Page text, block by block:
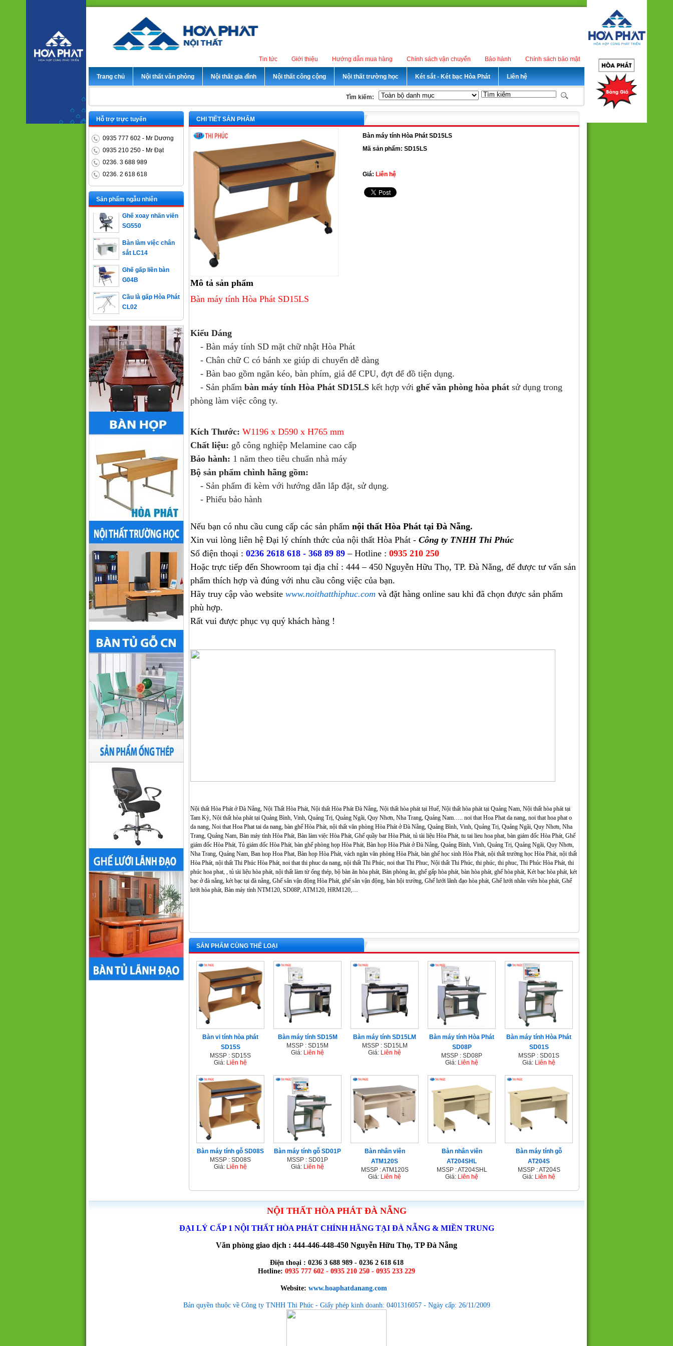
Chính sách bảo mật
Bảo hành
Chính sách vận chuyển
Hướng dẫn mua hàng
Giới thiệu
Tin tức
Trang chủ Nội thất văn phòng Nội thất gia đình Nội thất công cộng Nội thất trường học Két sắt - Két bạc Hòa Phát Liên hệ
Tìm kiếm:
CHI TIẾT SẢN PHẨM
Bàn máy tính Hòa Phát SD15LS
Mã sản phẩm: SD15LS
Giá: Liên hệ
Mô tả sản phẩm
Bàn máy tính Hòa Phát SD15LS
Kiểu Dáng
- Bàn máy tính SD mặt chữ nhật Hòa Phát
- Chân chữ C có bánh xe giúp di chuyển dễ dàng
- Bàn bao gồm ngăn kéo, bàn phím, giá để CPU, đợt để đồ tiện dụng.
- Sản phẩm bàn máy tính Hòa Phát SD15LS kết hợp với ghế văn phòng hòa phát sử dụng trong
phòng làm việc công ty.
Kích Thước: W1196 x D590 x H765 mm
Chất liệu: gỗ công nghiệp Melamine cao cấp
Bảo hành: 1 năm theo tiêu chuẩn nhà máy
Bộ sản phẩm chình hãng gồm:
- Sản phẩm đi kèm với hướng dẫn lắp đặt, sử dụng.
- Phiếu bảo hành
Nếu bạn có nhu cầu cung cấp các sản phẩm nội thất Hòa Phát tại Đà Nẵng.
Xin vui lòng liên hệ Đại lý chính thức của nội thất Hòa Phát - Công ty TNHH Thi Phúc
Số điện thoại : 0236 2618 618 - 368 89 89 – Hotline : 0935 210 250
Hoặc trực tiếp đến Showroom tại địa chỉ : 444 – 450 Nguyễn Hữu Thọ, TP. Đà Nẵng, để được tư vấn sản
phẩm thích hợp và đúng với nhu cầu công việc của bạn.
Hãy truy cập vào website www.noithatthiphuc.com và đặt hàng online sau khi đã chọn được sản phẩm
phù hợp.
Rất vui được phục vụ quý khách hàng !
Nội thất Hòa Phát ở Đà Nẵng, Nội Thất Hòa Phát, Nội thất Hòa Phát Đà Nẵng, Nội thất hòa phát tại Huế, Nội thất hòa phát tại Quảng Nam, Nội thất hòa phát tại
Tam Kỳ, Nội thất hòa phát tại Quảng Bình, Vinh, Quảng Trị, Quảng Ngãi, Quy Nhơn, Nha Trang, Quảng Nam….. noi that Hoa Phat da nang, noi that hoa phat o
da nang, Noi that Hoa Phat tai da nang, bàn ghế Hòa Phát, nội thất văn phòng Hòa Phát ở Đà Nẵng, Quảng Bình, Vinh, Quảng Trị, Quảng Ngãi, Quy Nhơn, Nha
Trang, Quảng Nam, Bàn máy tính Hòa Phát, Bàn làm việc Hòa Phát, Ghế quầy bar Hòa Phát, tủ tài liệu Hòa Phát, tu tai lieu hoa phat, bàn giám đốc Hòa Phát, Ghế
giám đốc Hòa Phát, Tủ giám đốc Hòa Phát, bàn ghế phòng họp Hòa Phát, Bàn họp Hòa Phát ở Đà Nẵng, Quảng Bình, Vinh, Quảng Trị, Quảng Ngãi, Quy Nhơn,
Nha Trang, Quảng Nam, Ban hop Hoa Phat, Bàn họp Hòa Phát, vách ngăn văn phòng Hòa Phát, bàn ghế học sinh Hòa Phát, nội thất trường học Hòa Phát, nội thất
Hòa Phát, nội thất Thi Phúc Hòa Phát, noi that thi phuc da nang, nội thất Thi Phúc, noi that Thi Phuc, Nội thất Thi Phúc, thi phúc, thi phuc, Thi Phúc Hòa Phát, thi
phúc hoa phat, , tủ tài liệu hòa phát, nội thất làm từ ống thép, bộ bàn ăn hòa phát, Bàn phòng ăn, ghế gấp hòa phát, bàn hòa phát, ghế hòa phát, Két bạc hòa phát, két
bạc ở đà nẵng, két bạc tại đà nẵng, Ghế sân vận động Hòa Phát, ghế sân vận động, bàn hội trường, Ghế lưới lãnh đạo hòa phát, Ghế lưới nhân viên hòa phát, Ghế
lưới hòa phát, Bàn máy tính NTM120, SD08P, ATM120, HRM120,…
SẢN PHẨM CÙNG THỂ LOẠI
Bàn vi tính hòa phát
SD15S
MSSP : SD15S
Giá: Liên hệ
Bàn máy tính SD15M
MSSP : SD15M
Giá: Liên hệ
Bàn máy tính SD15LM
MSSP : SD15LM
Giá: Liên hệ
Bàn máy tính Hòa Phát
SD08P
MSSP : SD08P
Giá: Liên hệ
Bàn máy tính Hòa Phát
SD01S
MSSP : SD01S
Giá: Liên hệ
Bàn máy tính gỗ SD08S
MSSP : SD08S
Giá: Liên hệ
Bàn máy tính gỗ SD01P
MSSP : SD01P
Giá: Liên hệ
Bàn nhân viên
ATM120S
MSSP : ATM120S
Giá: Liên hệ
Bàn nhân viên
AT204SHL
MSSP : AT204SHL
Giá: Liên hệ
Bàn máy tính gỗ
AT204S
MSSP : AT204S
Giá: Liên hệ
Hỗ trợ trực tuyến
0935 777 602 - Mr Dương
0935 210 250 - Mr Đạt
0236. 3 688 989
0236. 2 618 618
Sản phẩm ngẫu nhiên
ET1400D
Ghế xoay nhân viên
SG550
sắt LC14
G04B
CL02
NỘI THẤT HÒA PHÁT ĐÀ NẴNG
ĐẠI LÝ CẤP 1 NỘI THẤT HÒA PHÁT CHÍNH HÃNG TẠI ĐÀ NẴNG & MIỀN TRUNG
Văn phòng giao dịch : 444-446-448-450 Nguyễn Hữu Thọ, TP Đà Nẵng
Điện thoại : 0236 3 688 989 - 0236 2 618 618
Hotline: 0935 777 602 - 0935 210 250 - 0935 233 229
Website: www.hoaphatdanang.com
Bản quyền thuộc về Công ty TNHH Thi Phúc - Giấy phép kinh doanh: 0401316057 - Ngày cấp: 26/11/2009